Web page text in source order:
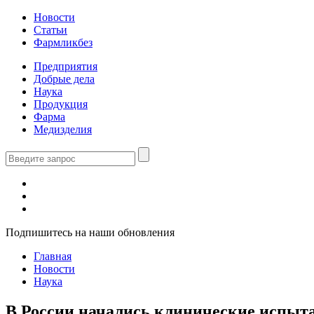
Новости
Статьи
Фармликбез
Предприятия
Добрые дела
Наука
Продукция
Фарма
Медизделия
Подпишитесь на наши обновления
Главная
Новости
Наука